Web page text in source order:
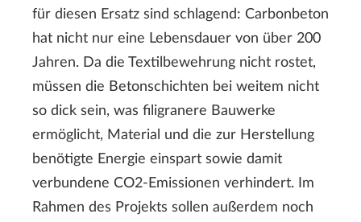
für diesen Ersatz sind schlagend: Carbonbeton
hat nicht nur eine Lebensdauer von über 200
Jahren. Da die Textilbewehrung nicht rostet,
müssen die Betonschichten bei weitem nicht
so dick sein, was filigranere Bauwerke
ermöglicht, Material und die zur Herstellung
benötigte Energie einspart sowie damit
verbundene CO2-Emissionen verhindert. Im
Rahmen des Projekts sollen außerdem noch